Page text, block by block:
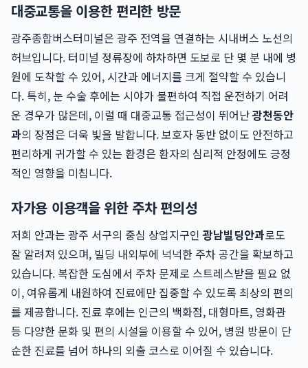
대중교통을 이용한 편리한 방문
광주종합버스터미널은 광주 전역을 연결하는 시내버스 노선의
허브입니다. 터미널 정류장에 하차하면 도보로 단 몇 분 내에 병
원에 도착할 수 있어, 시간과 에너지를 크게 절약할 수 있습니
다. 특히, 눈 수술 후에는 시야가 불편하여 직접 운전하기 어려
운 경우가 많은데, 이럴 때 대중교통 접근성이 뛰어난광천동안
과의 장점은 더욱 빛을 발합니다. 보호자 동반 없이도 안전하고
편리하게 귀가할 수 있는 환경은 환자의 심리적 안정에도 긍정
적인 영향을 미칩니다.
자가용 이용객을 위한 주차 편의성
저희 안과는 광주 서구의 중심 상업지구인광남빌딩안과로도
잘 알려져 있으며, 빌딩 내외부에 넉넉한 주차 공간을 확보하고
있습니다. 복잡한 도심에서 주차 문제로 스트레스받을 필요 없
이, 여유롭게 내원하여 진료에만 집중할 수 있도록 최상의 편의
를 제공합니다. 진료 후에는 인근의 백화점, 대형마트, 영화관
등 다양한 문화 및 편의 시설을 이용할 수 있어, 병원 방문이 단
순한 진료를 넘어 하나의 외출 코스로 이어질 수 있습니다.